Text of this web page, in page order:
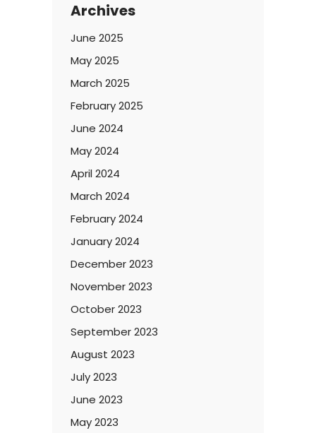
Archives
June 2025
May 2025
March 2025
February 2025
June 2024
May 2024
April 2024
March 2024
February 2024
January 2024
December 2023
November 2023
October 2023
September 2023
August 2023
July 2023
June 2023
May 2023